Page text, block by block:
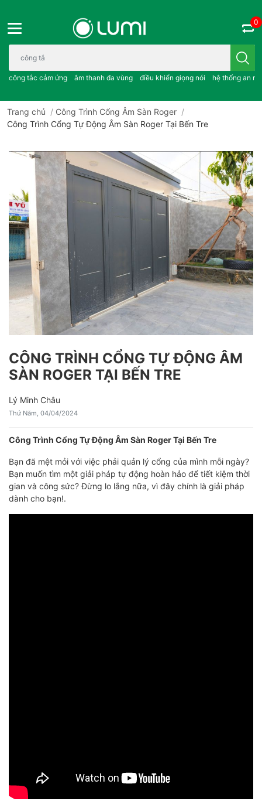
Bạn cần tìm gì..; công tắc cảm ứng..; âm thanh đa vùng ; điều
công tắc cảm ứng âm thanh đa vùng điều khiển giọng nói hệ thống an
0
Trang chủ / Công Trình Cổng Âm Sàn Roger /
Công Trình Cổng Tự Động Âm Sàn Roger Tại Bến Tre
CÔNG TRÌNH CỔNG TỰ ĐỘNG ÂM
SÀN ROGER TẠI BẾN TRE
Lý Minh Châu
Thứ Năm, 04/04/2024
Công Trình Cổng Tự Động Âm Sàn Roger Tại Bến Tre
Bạn đã mệt mỏi với việc phải quản lý cổng của mình mỗi ngày?
Bạn muốn tìm một giải pháp tự động hoàn hảo để tiết kiệm thời
gian và công sức? Đừng lo lắng nữa, vì đây chính là giải pháp
dành cho bạn!.